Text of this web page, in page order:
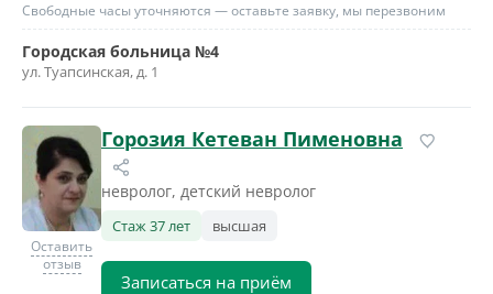
Свободные часы уточняются — оставьте заявку, мы перезвоним
Городская больница №4
ул. Туапсинская, д. 1
Оставить
отзыв
Горозия Кетеван Пименовна
невролог, детский невролог
Стаж 37 лет высшая
Записаться на приём